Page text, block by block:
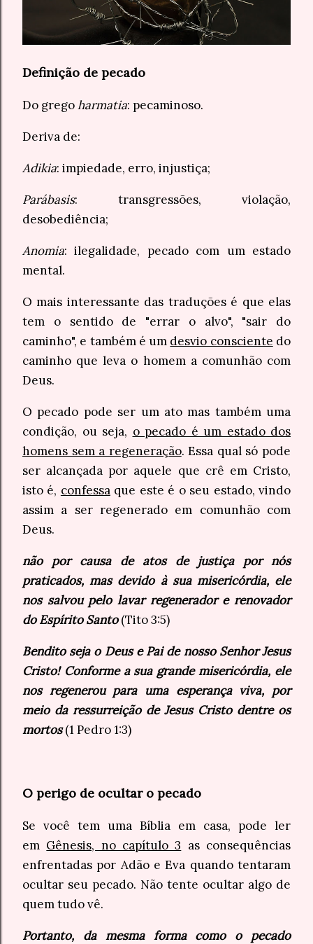
Definição de pecado
Do gregoharmatia: pecaminoso.
Deriva de:
Adikia: impiedade, erro, injustiça;
Parábasis: transgressões, violação,
desobediência;
Anomia: ilegalidade, pecado com um estado
mental.
O mais interessante das traduções é que elas
tem o sentido de "errar o alvo", "sair do
caminho", e também é um desvio consciente do
caminho que leva o homem a comunhão com
Deus.
O pecado pode ser um ato mas também uma
condição, ou seja, o pecado é um estado dos
homens sem a regeneração. Essa qual só pode
ser alcançada por aquele que crê em Cristo,
isto é, confessaque este é o seu estado, vindo
assim a ser regenerado em comunhão com
Deus.
não por causa de atos de justiça por nós
praticados, mas devido à sua misericórdia, ele
nos salvou pelo lavar regenerador e renovador
do Espírito Santo (Tito 3:5)
Bendito seja o Deus e Pai de nosso Senhor Jesus
Cristo! Conforme a sua grande misericórdia, ele
nos regenerou para uma esperança viva, por
meio da ressurreição de Jesus Cristo dentre os
mortos(1 Pedro 1:3)
O perigo de ocultar o pecado
Se você tem uma Bíblia em casa, pode ler
em Gênesis, no capítulo 3 as consequências
enfrentadas por Adão e Eva quando tentaram
ocultar seu pecado. Não tente ocultar algo de
quem tudo vê.
Portanto, da mesma forma como o pecado